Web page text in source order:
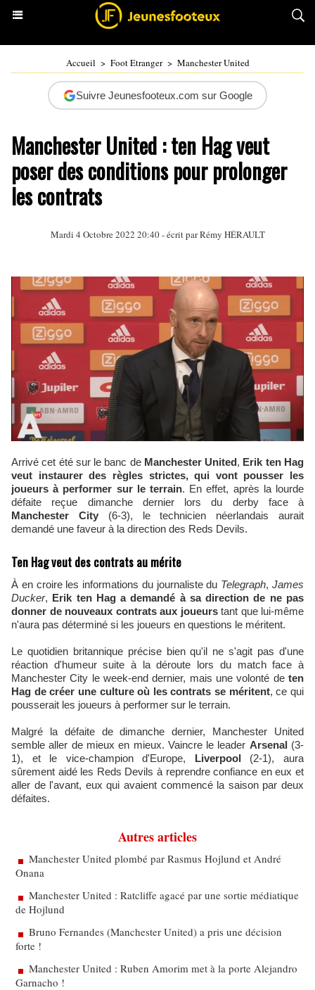
Accueil > Foot Etranger > Manchester United
Suivre Jeunesfooteux.com sur Google
Manchester United : ten Hag veut
poser des conditions pour prolonger
les contrats
Mardi 4 Octobre 2022 20:40 - écrit parRémy HÉRAULT
Arrivé cet été sur le banc de Manchester United, Erik ten Hag
veut instaurer des règles strictes, qui vont pousser les
joueurs à performer sur le terrain. En effet, après la lourde
défaite reçue dimanche dernier lors du derby face à
Manchester City(6-3), le technicien néerlandais aurait
demandé une faveur à la direction des Reds Devils.
Ten Hag veut des contrats au mérite
À en croire les informations du journaliste du ​Telegraph,James
Ducker, Erik ten Hag a demandé à sa direction de ne pas
donner de nouveaux contrats aux joueurstant que lui-même
n'aura pas déterminé si les joueurs en questions le méritent.
Le quotidien britannique précise bien qu'il ne s'agit pas d'une
réaction d'humeur suite à la déroute lors du match face à
Manchester City le week-end dernier, mais une volonté de ten
Hag de créer une culture où les contrats se méritent, ce qui
pousserait les joueurs à performer sur le terrain.
Malgré la défaite de dimanche dernier, Manchester United
semble aller de mieux en mieux. Vaincre le leader Arsenal (3-
1), et le vice-champion d'Europe, Liverpool (2-1), aura
sûrement aidé les Reds Devils à reprendre confiance en eux et
aller de l'avant, eux qui avaient commencé la saison par deux
défaites.
Autres articles
Manchester United plombé par Rasmus Hojlund et André
Onana
Manchester United : Ratcliffe agacé par une sortie médiatique
de Hojlund
Bruno Fernandes (Manchester United) a pris une décision
forte !
Manchester United : Ruben Amorim met à la porte Alejandro
Garnacho !